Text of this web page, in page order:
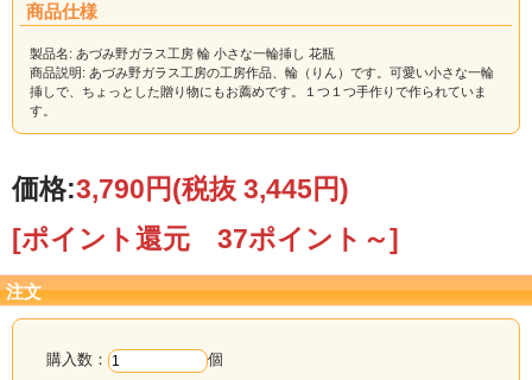
サイズ
約50×70×80mm
※手作りのため、形や色に若干の誤差がございます。
商品仕様
製品名: あづみ野ガラス工房 輪 小さな一輪挿し 花瓶
商品説明: あづみ野ガラス工房の工房作品、輪（りん）です。可愛い小さな一輪
挿しで、ちょっとした贈り物にもお薦めです。１つ１つ手作りで作られていま
す。
価格:3,790円(税抜 3,445円)
[ポイント還元 37ポイント～]
注文
購入数： 個